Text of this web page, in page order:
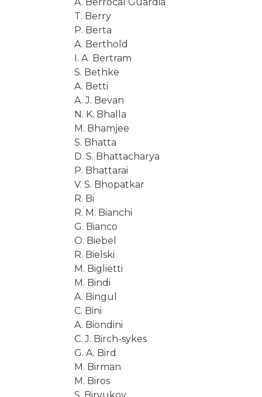
T. Berry
P. Berta
A. Berthold
I. A. Bertram
S. Bethke
A. Betti
A. J. Bevan
N. K. Bhalla
M. Bhamjee
S. Bhatta
D. S. Bhattacharya
P. Bhattarai
V. S. Bhopatkar
R. Bi
R. M. Bianchi
G. Bianco
O. Biebel
R. Bielski
M. Biglietti
M. Bindi
A. Bingul
C. Bini
A. Biondini
C. J. Birch-sykes
G. A. Bird
M. Birman
M. Biros